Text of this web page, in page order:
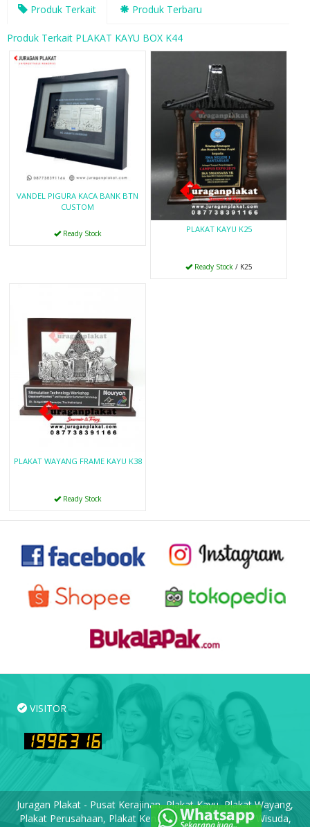
Produk Terkait Produk Terbaru
Produk Terkait PLAKAT KAYU BOX K44
VANDEL PIGURA KACA BANK BTN
CUSTOM
Ready Stock PLAKAT KAYU K25
Ready Stock/ K25
PLAKAT WAYANG FRAME KAYU K38
Ready Stock
VISITOR
Juragan Plakat - Pusat Kerajinan, Plakat Kayu, Plakat Wayang,
Plakat Perusahaan, Plakat Kenang-kenangan, Plakat Wisuda,